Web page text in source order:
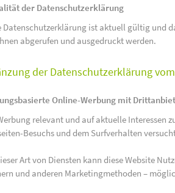
der Datenschutzerklärung
Datenschutzerklärung ist aktuell gültig und
abgerufen und ausgedruckt werden.
der Datenschutzerklärung
Online-Werbung mit
relevant und auf aktuelle Interessen
Besuchs und dem Surfverhalten
Art von Diensten kann diese Website
und anderen Marketingmethoden –